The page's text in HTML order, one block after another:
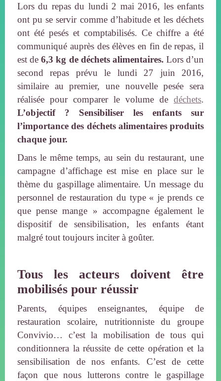
Lors du repas du lundi 2 mai 2016, les enfants
ont pu se servir comme d’habitude et les déchets
ont été pesés et comptabilisés. Ce chiffre a été
communiqué auprès des élèves en fin de repas, il
est de6,3 kg de déchets alimentaires. Lors d’un
second repas prévu le lundi 27 juin 2016,
similaire au premier, une nouvelle pesée sera
réalisée pour comparer le volume de déchets.
L’objectif ? Sensibiliser les enfants sur
l’importance des déchets alimentaires produits
chaque jour.
Dans le même temps, au sein du restaurant, une
campagne d’affichage est mise en place sur le
thème du gaspillage alimentaire. Un message du
personnel de restauration du type « je prends ce
que pense mange » accompagne également le
dispositif de sensibilisation, les enfants étant
malgré tout toujours inciter à goûter.
Tous les acteurs doivent être
mobilisés pour réussir
Parents, équipes enseignantes, équipe de
restauration scolaire, nutritionniste du groupe
Convivio… c’est la mobilisation de tous qui
conditionnera la réussite de cette opération et la
sensibilisation de nos enfants. C’est de cette
façon que nous lutterons contre le gaspillage